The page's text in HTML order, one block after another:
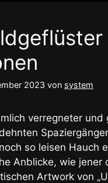
2023 von system
verregneter
so leisen Hauch
Anblicke, wie
Artwork von